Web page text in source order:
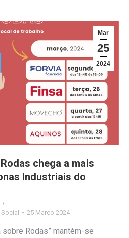
Mar
25
2024
chega a mais
Industriais do
25 Março 2024
Rodas” mantém-se